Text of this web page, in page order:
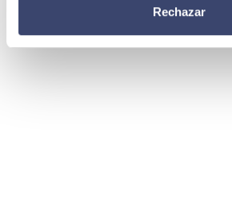
Rechazar